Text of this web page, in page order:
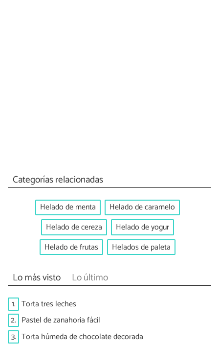
Categorías relacionadas
Helado de menta
Helado de caramelo
Helado de cereza
Helado de yogur
Helado de frutas
Helados de paleta
Lo más visto Lo último
1. Torta tres leches
2. Pastel de zanahoria fácil
3. Torta húmeda de chocolate decorada